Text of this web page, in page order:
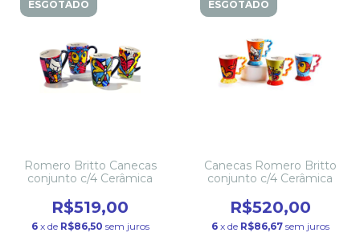
ESGOTADO
Romero Britto Canecas
conjunto c/4 Cerâmica
R$519,00
6 x de R$86,50 sem juros
ESGOTADO
Canecas Romero Britto
conjunto c/4 Cerâmica
R$520,00
6 x de R$86,67 sem juros